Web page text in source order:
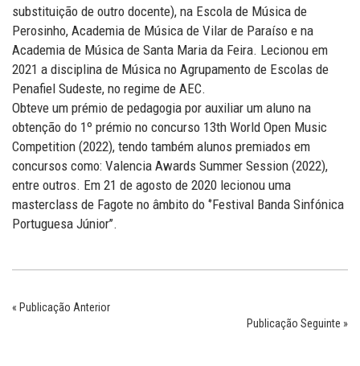
substituição de outro docente), na Escola de Música de
Perosinho, Academia de Música de Vilar de Paraíso e na
Academia de Música de Santa Maria da Feira. Lecionou em
2021 a disciplina de Música no Agrupamento de Escolas de
Penafiel Sudeste, no regime de AEC.
Obteve um prémio de pedagogia por auxiliar um aluno na
obtenção do 1º prémio no concurso 13th World Open Music
Competition (2022), tendo também alunos premiados em
concursos como: Valencia Awards Summer Session (2022),
entre outros. Em 21 de agosto de 2020 lecionou uma
masterclass de Fagote no âmbito do ‘’Festival Banda Sinfónica
Portuguesa Júnior’’.
« Publicação Anterior
Publicação Seguinte »